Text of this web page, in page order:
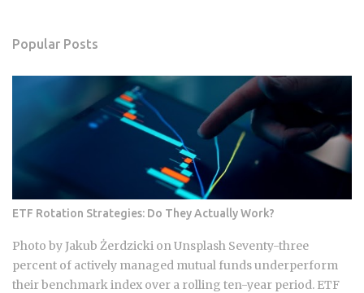
Popular Posts
ETF Rotation Strategies: Do They Actually Work?
Photo by Jakub Żerdzicki on Unsplash Seventy-three
percent of actively managed mutual funds underperform
their benchmark index over a rolling ten-year period. ETF